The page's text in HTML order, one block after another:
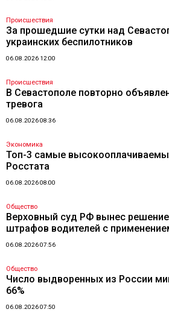
Происшествия
За прошедшие сутки над
украинских беспилотников
06.08.2026 12:00
Происшествия
В Севастополе повторно
тревога
06.08.2026 08:36
Экономика
Топ-3 самые
Росстата
06.08.2026 08:00
Общество
Верховный суд РФ вынес
штрафов водителей с
06.08.2026 07:56
Общество
Число выдворенных из России
66%
06.08.2026 07:50